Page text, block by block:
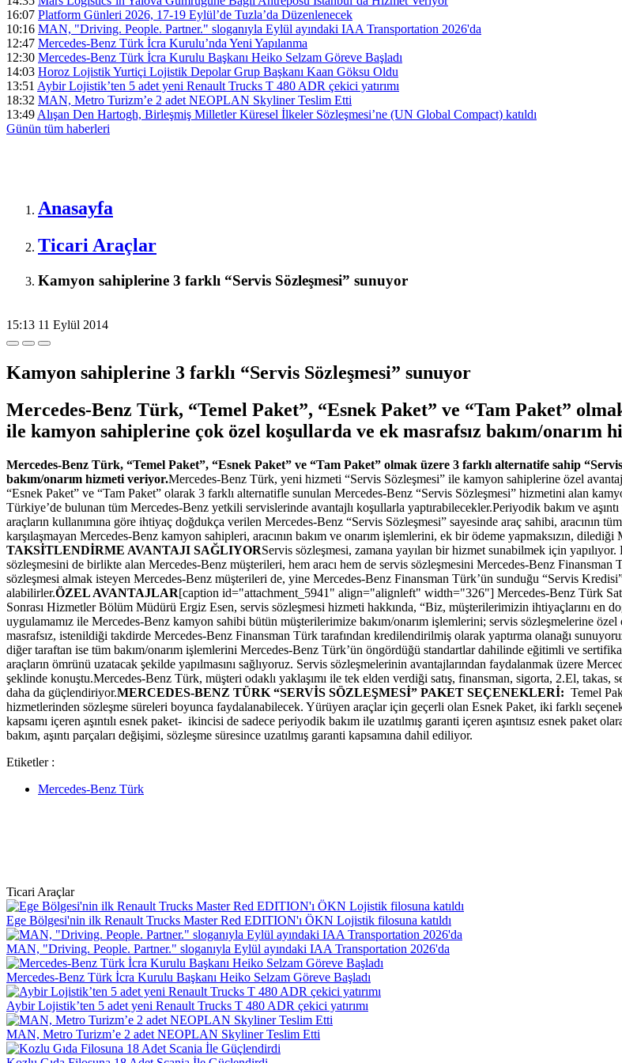
16:07 Platform Günleri 2026, 17-19 Eylül’de Tuzla’da Düzenlenecek
10:16 MAN, "Driving. People. Partner." sloganıyla Eylül ayındaki IAA Transportation 2026'da
12:47 Mercedes-Benz Türk İcra Kurulu’nda Yeni Yapılanma
12:30 Mercedes-Benz Türk İcra Kurulu Başkanı Heiko Selzam Göreve Başladı
14:03 Horoz Lojistik Yurtiçi Lojistik Depolar Grup Başkanı Kaan Göksu Oldu
13:51 Aybir Lojistik’ten 5 adet yeni Renault Trucks T 480 ADR çekici yatırımı
18:32 MAN, Metro Turizm’e 2 adet NEOPLAN Skyliner Teslim Etti
13:49 Alışan Den Hartogh, Birleşmiş Milletler Küresel İlkeler Sözleşmesi’ne (UN Global Compact) katıldı
Günün tüm haberleri
Anasayfa
Ticari Araçlar
Kamyon sahiplerine 3 farklı “Servis Sözleşmesi” sunuyor
15:13 11 Eylül 2014
Kamyon sahiplerine 3 farklı “Servis Sözleşmesi” sunuyor
Mercedes-Benz Türk, “Temel Paket”, “Esnek Paket” ve “Tam Paket”
ile kamyon sahiplerine çok özel koşullarda ve ek masrafsız bakım/onarım
Mercedes-Benz Türk, “Temel Paket”, “Esnek Paket” ve “Tam Paket” olmak üzere 3 farklı alternatife sahip
bakım/onarım hizmeti veriyor.Mercedes-Benz Türk, yeni hizmeti “Servis Sözleşmesi” ile kamyon sahiplerine özel
“Esnek Paket” ve “Tam Paket” olarak 3 farklı alternatifle sunulan Mercedes-Benz “Servis Sözleşmesi” hizmetini alan
Türkiye’de bulunan tüm Mercedes-Benz yetkili servislerinde avantajlı koşullarla yaptırabilecekler.Periyodik bakım ve
araçların kullanımına göre ihtiyaç doğdukça verilen Mercedes-Benz “Servis Sözleşmesi” sayesinde araç sahibi, aracının
karşılaşmayan Mercedes-Benz kamyon sahipleri, aracının bakım ve onarım işlemlerini, ek bir ‎ödeme yapmaksızın,
TAKSİTLENDİRME AVANTAJI SAĞLIYORServis sözleşmesi, zamana yayılan bir hizmet sunabilmek için
sözleşmesini de birlikte alan Mercedes-Benz müşterileri, hem aracı hem de servis sözleşmesini Mercedes-Benz
sözleşmesi almak isteyen Mercedes-Benz müşterileri de, yine Mercedes-Benz Finansman Türk’ün sunduğu “Servis
alabilirler.ÖZEL AVANTAJLAR[caption id="attachment_5941" align="alignleft" width="326"] Mercedes-Benz Türk
Sonrası Hizmetler Bölüm Müdürü Ergiz Esen, servis sözleşmesi hizmeti hakkında, “Biz, müşterilerimizin ihtiyaçlarını en
uygulamamız ile Mercedes-Benz kamyon sahibi bütün müşterilerimize bakım/onarım işlemlerini; servis sözleşmelerine
masrafsız, istenildiği takdirde Mercedes-Benz Finansman Türk tarafından kredilendirilmiş olarak yaptırma olanağı
diğer taraftan ise tüm bakım/onarım işlemlerini Mercedes-Benz Türk’ün öngördüğü standartlar dahilinde eğitimli ve
araçların ömrünü uzatacak şekilde yapılmasını sağlıyoruz. Servis sözleşmelerinin avantajlarından faydalanmak üzere
şeklinde konuştu.Mercedes-Benz Türk, müşteri odaklı yaklaşımı ile tek elden verdiği satış, finansman, sigorta, 2.El, takas,
daha da güçlendiriyor.MERCEDES-BENZ TÜRK “SERVİS SÖZLEŞMESİ” PAKET SEÇENEKLERİ: Temel
hizmetlerinden sözleşme süreleri boyunca faydalanabilecek. Yürüyen araçlar için geçerli olan Esnek Paket, iki farklı
kapsamı içeren aşıntılı esnek paket- ikincisi de sadece periyodik bakım ile uzatılmış garanti içeren aşıntısız esnek paket
bakım, aşıntı parçaları değişimi, sözleşme süresince uzatılmış garanti kapsamına dahil ediliyor.
Etiketler :
Mercedes-Benz Türk
Ticari Araçlar
Ege Bölgesi'nin ilk Renault Trucks Master Red EDITION'ı ÖKN Lojistik filosuna katıldı
MAN, "Driving. People. Partner." sloganıyla Eylül ayındaki IAA Transportation 2026'da
Mercedes-Benz Türk İcra Kurulu Başkanı Heiko Selzam Göreve Başladı
Aybir Lojistik’ten 5 adet yeni Renault Trucks T 480 ADR çekici yatırımı
MAN, Metro Turizm’e 2 adet NEOPLAN Skyliner Teslim Etti